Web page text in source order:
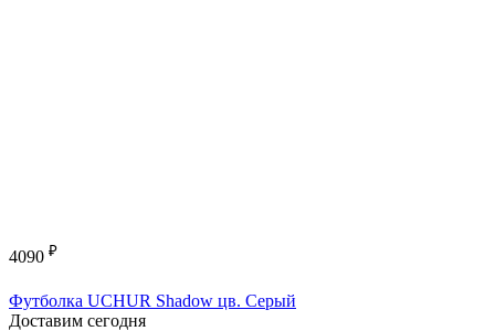
4090 ₽
Футболка UCHUR Shadow цв. Серый
Доставим сегодня